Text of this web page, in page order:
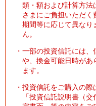
類・額および計算方法
さまにご負担いただ
期間等に応じて異なり
ん。
・ 一部の投資信託には、
や、換金可能日時があ
ます。
・ 投資信託をご購入の際
「投資信託説明書（